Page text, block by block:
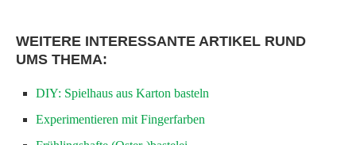
WEITERE INTERESSANTE ARTIKEL RUND
UMS THEMA:
DIY: Spielhaus aus Karton basteln
Experimentieren mit Fingerfarben